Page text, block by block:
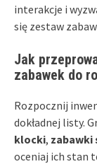
interakcje i
się zestaw
Jak
zabawek do
Rozpocznij
dokładnej listy.
klocki, zabawki
oceniaj ich stan